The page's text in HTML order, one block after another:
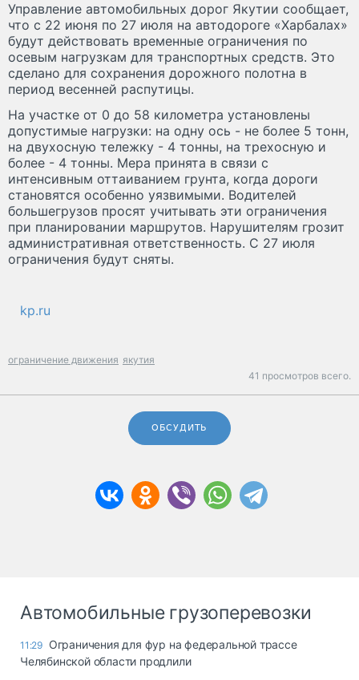
Управление автомобильных дорог Якутии сообщает,
что с 22 июня по 27 июля на автодороге «Харбалах»
будут действовать временные ограничения по
осевым нагрузкам для транспортных средств. Это
сделано для сохранения дорожного полотна в
период весенней распутицы.
На участке от 0 до 58 километра установлены
допустимые нагрузки: на одну ось - не более 5 тонн,
на двухосную тележку - 4 тонны, на трехосную и
более - 4 тонны. Мера принята в связи с
интенсивным оттаиванием грунта, когда дороги
становятся особенно уязвимыми. Водителей
большегрузов просят учитывать эти ограничения
при планировании маршрутов. Нарушителям грозит
административная ответственность. С 27 июля
ограничения будут сняты.
kp.ru
ограничение движения якутия
41 просмотров всего.
ОБСУДИТЬ
Автомобильные грузоперевозки
11:29 Ограничения для фур на федеральной трассе
Челябинской области продлили